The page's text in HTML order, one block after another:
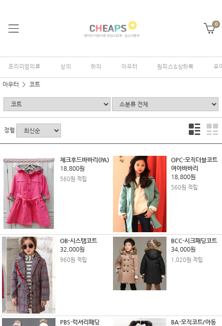
0
프리미엄의류 상의 하의 아우터 원피스&상하복 유
아우터 코트
정렬
체크후드바바리(PA)
18,800원
560원 적립
OPC-모직더블코트
여아바바리
18,800원
560원 적립
OB-시스템코트
32,000원
960원 적립
BCC-시크패딩코트
34,000원
1,020원 적립
PBS-럭셔리패딩
BA-모직코트/아동